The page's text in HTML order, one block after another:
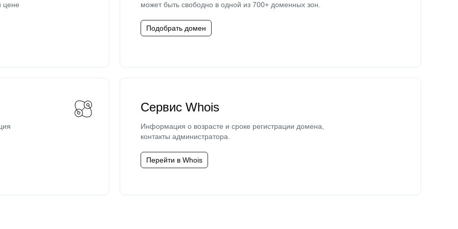
цене может быть свободно в одной из 700+ доменных зон.
Подобрать домен
Сервис Whois
Информация о возрасте и сроке регистрации домена,
контакты администратора.
Перейти в Whois